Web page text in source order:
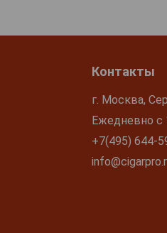
Контакты
г. Москва,
Ежедневно с
+7(495) 644-